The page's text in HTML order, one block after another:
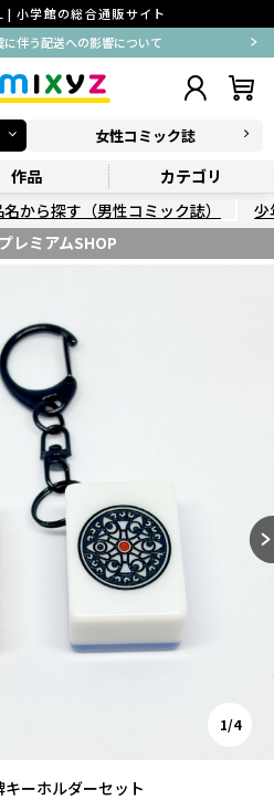
| 小学館の総合通販サイト
伴う配送への影響について
女性コミック誌
作品
カテゴリ
から探す（男性コミック誌）
少
レミアムSHOP
キーホルダーセット
1/4